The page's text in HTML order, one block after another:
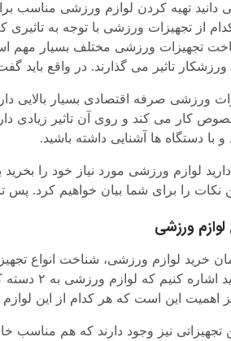
دانید تهیه کردن لوازم ورزشی مناسب
از تجهیزات ورزشی با توجه به
تجهیزات ورزشی مختلف بسیار مهم
تاثیر می گذارند. در واقع باید
ورزشی صرفه اقتصادی بسیار بالایی
کار می کند و روی آن تاثیر زیادی
و با دستگاه ها آشنایی داشته باشید.
لوازم ورزشی مورد نیاز خود را
نکات را برای شما بیان خواهیم کرد. پس
ورزشی
خرید لوازم ورزشی، شناخت انواع
به طور
اهمیت این است که هر کدام از این
تجهیزاتی نیز وجود دارند که هم